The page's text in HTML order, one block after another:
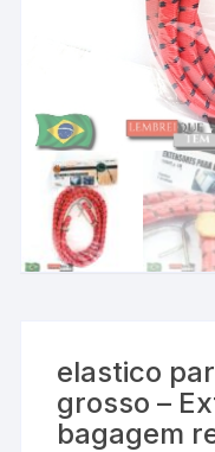
elastico
grosso –
bagagem